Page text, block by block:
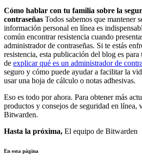
Cómo hablar con tu familia sobre la
contraseñas Todos sabemos que mantener
información personal en línea es
común encontrar resistencia cuando
administrador de contraseñas. Si te estás
resistencia, esta publicación del blog es
de explicar qué es un administrador de
seguro y cómo puede ayudar a facilitar la
usar una hoja de cálculo o notas adhesivas.
Eso es todo por ahora. Para obtener más
productos y consejos de seguridad en línea,
Bitwarden.
Hasta la próxima, El equipo de Bitwarden
En esta página